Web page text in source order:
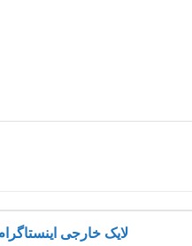
5000 لایک خارجی